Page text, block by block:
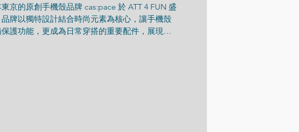
京的原創手機殼品牌 cas:pace 於 ATT 4 FUN 盛
牌以獨特設計結合時尚元素為核心，讓手機殼
護功能，更成為日常穿搭的重要配件，展現個